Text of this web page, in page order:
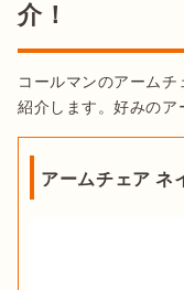
介！
コールマンのアーム
紹介します。好みのア
アームチェア ネ